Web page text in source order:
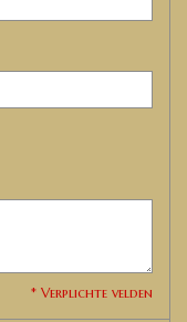
* Verplichte velden